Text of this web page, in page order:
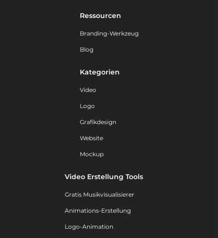
Ressourcen
Branding-Werkzeug
Blog
Kategorien
Video
Logo
Grafikdesign
Website
Mockup
Video Erstellung Tools
Gratis Musikvisualisierer
Animations-Erstellung
Logo-Animation